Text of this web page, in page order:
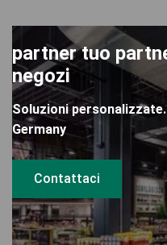
partner tuo
negozi
Soluzioni
Germany
Contattaci